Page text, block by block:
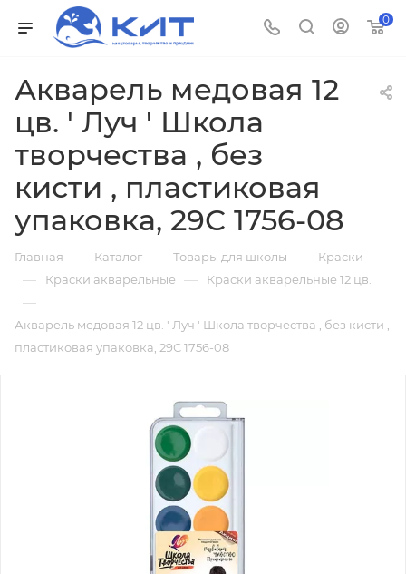
0
Акварель медовая 12
цв. ' Луч ' Школа
творчества , без
кисти , пластиковая
упаковка, 29С 1756-08
Главная — Каталог — Товары для школы — Краски
— Краски акварельные — Краски акварельные 12 цв.
—
Акварель медовая 12 цв. ' Луч ' Школа творчества , без кисти ,
пластиковая упаковка, 29С 1756-08